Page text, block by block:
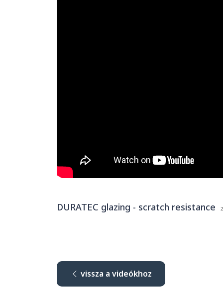
DURATEC glazing - scratch resistance
vissza a videókhoz